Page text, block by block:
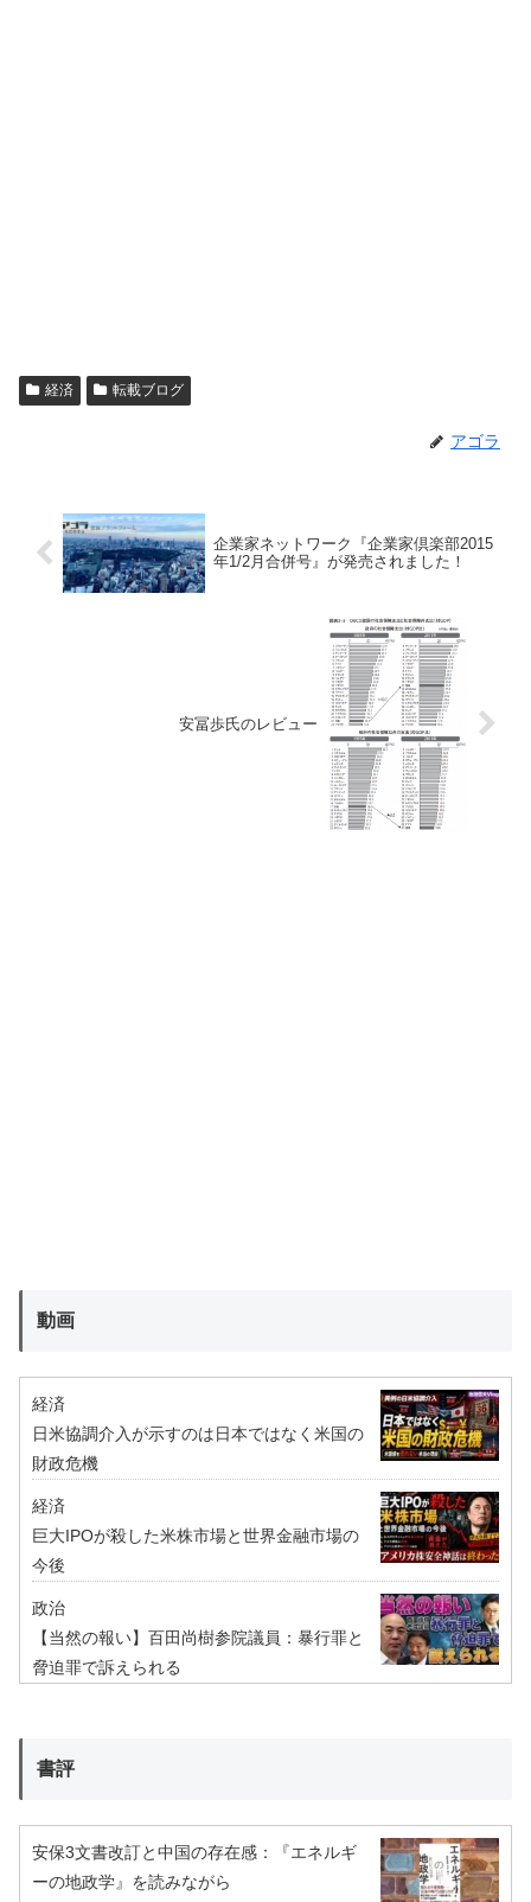
経済 転載ブログ
アゴラ
企業家ネットワーク『企業家倶楽部2015
年1/2月合併号』が発売されました！
安冨歩氏のレビュー
動画
経済
日米協調介入が示すのは日本ではなく米国の
財政危機
経済
巨大IPOが殺した米株市場と世界金融市場の
今後
政治
【当然の報い】百田尚樹参院議員：暴行罪と
脅迫罪で訴えられる
書評
安保3文書改訂と中国の存在感：『エネルギ
ーの地政学』を読みながら